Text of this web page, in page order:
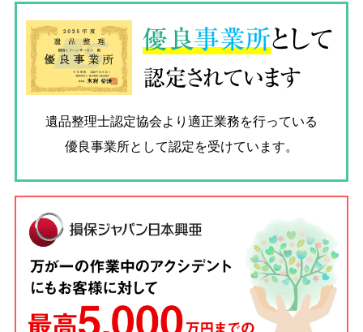
優良事業所として
認定されています
遺品整理士認定協会より適正業務を行っている
優良事業所として認定を受けています。